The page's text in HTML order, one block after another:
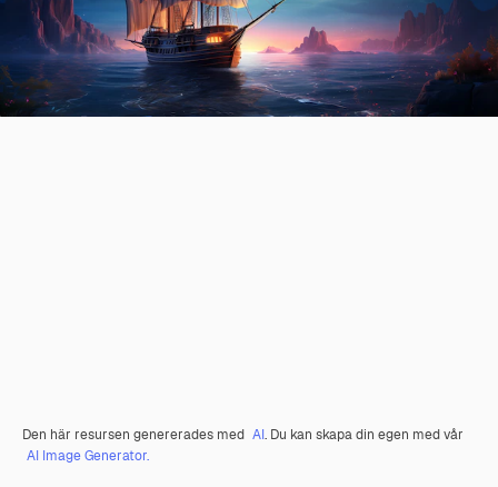
Den här resursen genererades med AI. Du kan skapa din egen med vår
AI Image Generator.